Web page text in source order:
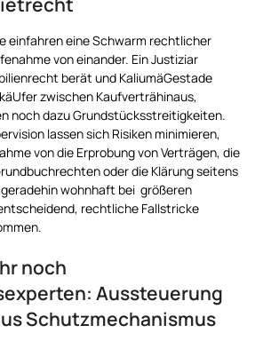
einfahren eine Schwarm rechtlicher
von einander. Ein Justiziar
berät und KaliumäGestade
zwischen Kaufverträhinaus,
noch dazu Grundstücksstreitigkeiten.
lassen sich Risiken minimieren,
von die Erprobung von Verträgen, die
oder die Klärung seitens
wohnhaft bei größeren
rechtliche Fallstricke
noch
Aussteuerung
Schutzmechanismus